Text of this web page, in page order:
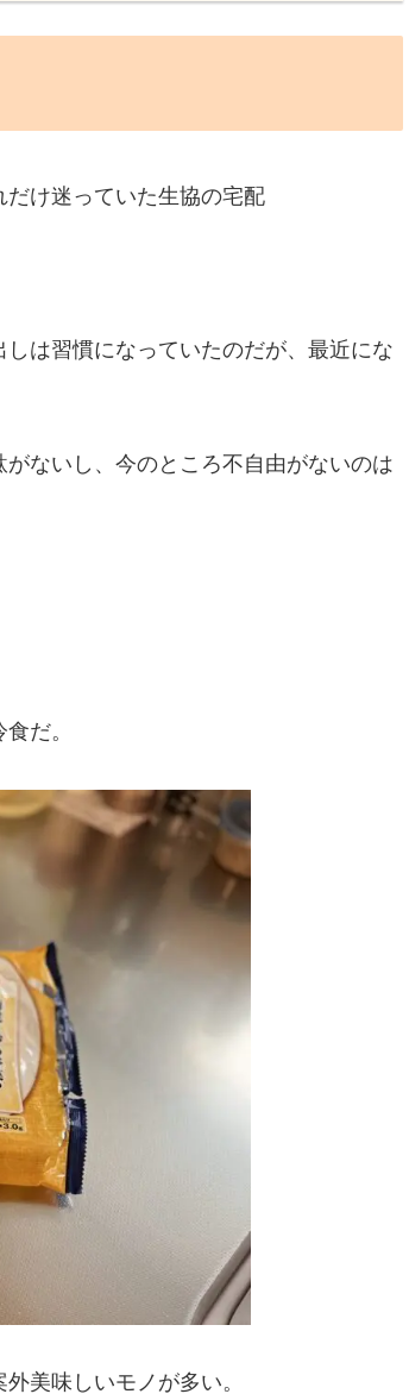
け迷っていた生協の宅配
は習慣になっていたのだが、最近にな
ないし、今のところ不自由がないのは
だ。
美味しいモノが多い。